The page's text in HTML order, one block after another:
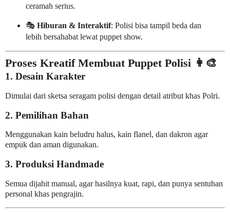
ceramah serius.
🎭 Hiburan & Interaktif: Polisi bisa tampil beda dan
lebih bersahabat lewat puppet show.
Proses Kreatif Membuat Puppet Polisi 👩‍🎨
1. Desain Karakter
Dimulai dari sketsa seragam polisi dengan detail atribut khas Polri.
2. Pemilihan Bahan
Menggunakan kain beludru halus, kain flanel, dan dakron agar
empuk dan aman digunakan.
3. Produksi Handmade
Semua dijahit manual, agar hasilnya kuat, rapi, dan punya sentuhan
personal khas pengrajin.